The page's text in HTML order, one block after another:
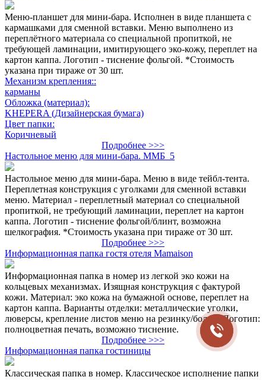
Меню-планшет для мини-бара. Исполнен в виде планшета с
кармашками для сменной вставки. Меню выполнено из
переплётного материала со специальной пропиткой, не
требующей ламинации, имитирующего эко-кожу, переплет на
картон каппа. Логотип - тиснение фольгой. *Стоимость
указана при тираже от 30 шт.
Механизм крепления::
карманы
Обложка (материал):
KHEPERA (Дизайнерская бумага)
Цвет папки:
Коричневый
Подробнее >>>
Настольное меню для мини-бара. ММБ_5
Настольное меню для мини-бара. Меню в виде тейбл-тента.
Переплетная конструкция с уголками для сменной вставки
меню. Материал - переплетный материал со специальной
пропиткой, не требующий ламинации, переплет на картон
каппа. Логотип - тиснение фольгой/блинт, возможна
шелкография. *Стоимость указана при тираже от 30 шт.
Подробнее >>>
Информационная папка гостя отеля Mamaison
Информационная папка в номер из легкой эко кожи на
кольцевых механизмах. Изящная конструкция с фактурой
кожи. Материал: эко кожа на бумажной основе, переплет на
картон каппа. Варианты отделки: металлические уголки,
люверсы, крепление листов меню на резинку/болты. Логотип:
полноцветная печать, возможно тиснение.
Подробнее >>>
Информационная папка гостиницы
Классическая папка в номер. Классическое исполнение папки